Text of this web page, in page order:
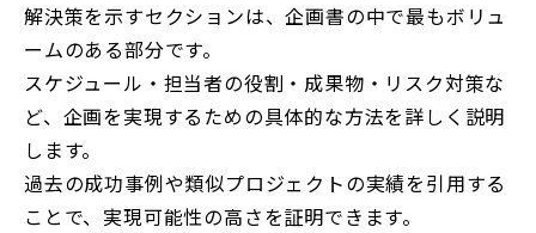
解決策を示すセクションは、企画書の中で最もボリュ
ームのある部分です。
スケジュール・担当者の役割・成果物・リスク対策な
ど、企画を実現するための具体的な方法を詳しく説明
します。
過去の成功事例や類似プロジェクトの実績を引用する
ことで、実現可能性の高さを証明できます。